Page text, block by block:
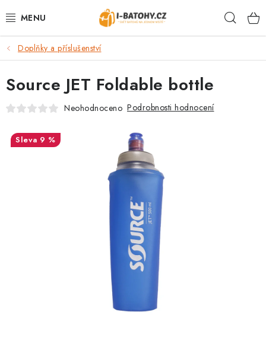
na
VÝPRODEJ %
BATOHY
TAŠKY, KABELKY
CESTOVNÍ ZAVAZADLA
DOPLŇKY A PŘÍSLUŠENSTVÍ
Doplňky a příslušenství
Source JET Foldable bottle
Neohodnoceno Podrobnosti hodnocení
9 %